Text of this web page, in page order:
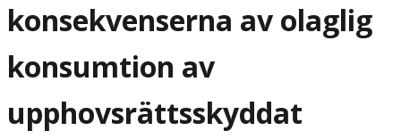
konsekvenserna av olaglig
konsumtion av
upphovsrättsskyddat